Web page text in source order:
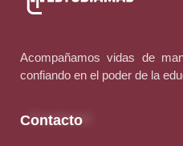
Acompañamos vidas de
confiando en el poder de la
Contacto